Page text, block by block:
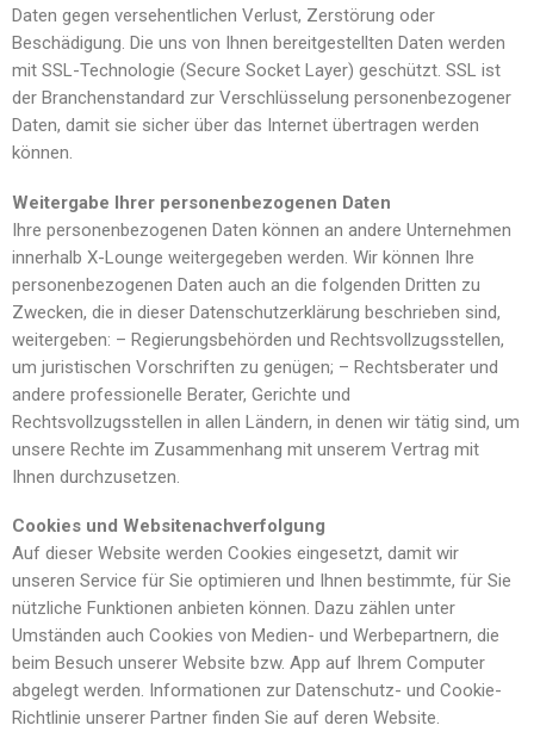
Daten gegen versehentlichen Verlust, Zerstörung oder
Beschädigung. Die uns von Ihnen bereitgestellten Daten werden
mit SSL-Technologie (Secure Socket Layer) geschützt. SSL ist
der Branchenstandard zur Verschlüsselung personenbezogener
Daten, damit sie sicher über das Internet übertragen werden
können.
Weitergabe Ihrer personenbezogenen Daten
Ihre personenbezogenen Daten können an andere Unternehmen
innerhalb X-Lounge weitergegeben werden. Wir können Ihre
personenbezogenen Daten auch an die folgenden Dritten zu
Zwecken, die in dieser Datenschutzerklärung beschrieben sind,
weitergeben: – Regierungsbehörden und Rechtsvollzugsstellen,
um juristischen Vorschriften zu genügen; – Rechtsberater und
andere professionelle Berater, Gerichte und
Rechtsvollzugsstellen in allen Ländern, in denen wir tätig sind, um
unsere Rechte im Zusammenhang mit unserem Vertrag mit
Ihnen durchzusetzen.
Cookies und Websitenachverfolgung
Auf dieser Website werden Cookies eingesetzt, damit wir
unseren Service für Sie optimieren und Ihnen bestimmte, für Sie
nützliche Funktionen anbieten können. Dazu zählen unter
Umständen auch Cookies von Medien- und Werbepartnern, die
beim Besuch unserer Website bzw. App auf Ihrem Computer
abgelegt werden. Informationen zur Datenschutz- und Cookie-
Richtlinie unserer Partner finden Sie auf deren Website.